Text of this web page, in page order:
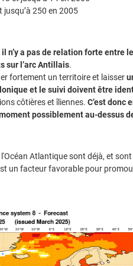
250 en 2005
il n’y a pas de relation forte entre
sur l’arc Antillais.
fortement un territoire et laisser
et le suivi doivent être
côtières et îliennes. C’est donc
possiblement au-dessus
Atlantique sont déjà, et
un facteur favorable pour